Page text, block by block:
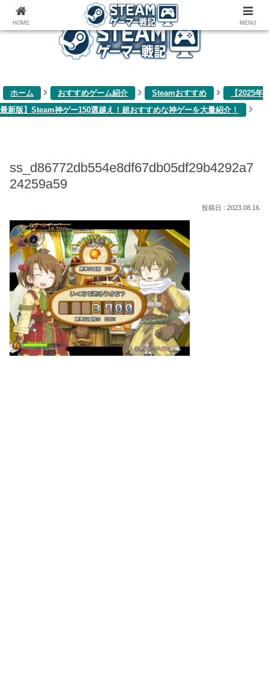
ゲーム関連雑記ブログ
ホーム おすすめゲーム紹介 Steamおすすめ
【2025年
最新版】Steam神ゲー150選越え！超おすすめな神ゲーを大量紹介！
ss_d86772db554e8df67db05df29b4292a7
24259a59
2023.08.16
HOME MENU